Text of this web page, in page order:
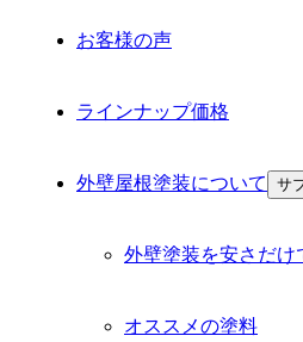
お客様の声
ラインナップ価格
外壁屋根塗装について サ
外壁塗装を安さだけ
オススメの塗料